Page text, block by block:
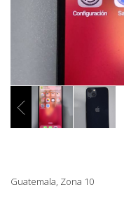
Guatemala, Zona 10